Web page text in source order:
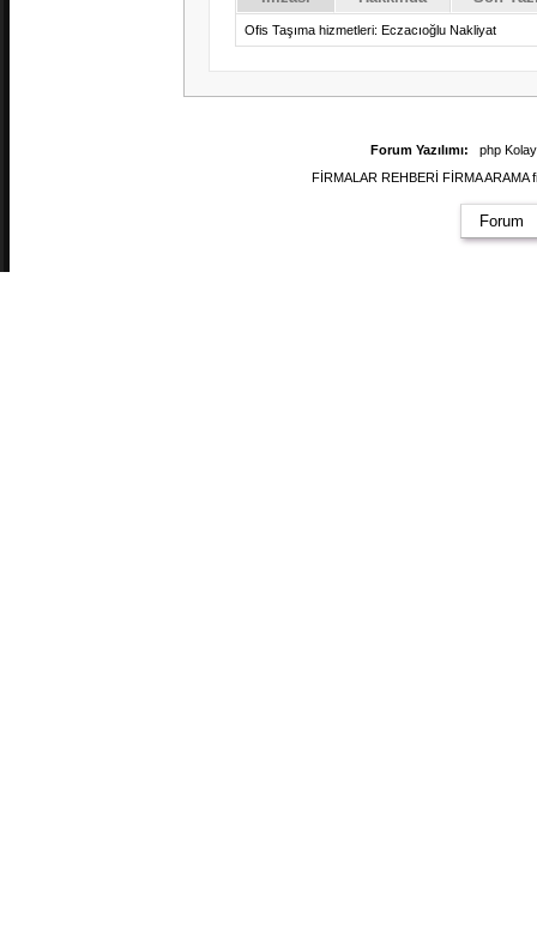
Ofis Taşıma hizmetleri: Eczacıoğlu Nakliyat
Forum Yazılımı:
php
FİRMALAR REHBERİ FİRMA
Forum